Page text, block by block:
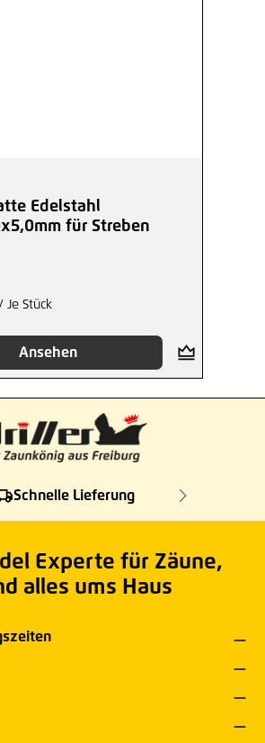
Edelstahl
für Streben
/ Je Stück
Ansehen
Schnelle Lieferung
Experte für Zäune,
alles ums Haus